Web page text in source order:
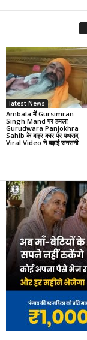
latest News
Ambala में Gursimran
Singh Mand पर हमला:
Gurudwara Panjokhra
Sahib के बाहर कार पर पथराव,
Viral Video ने बढ़ाई सनसनी